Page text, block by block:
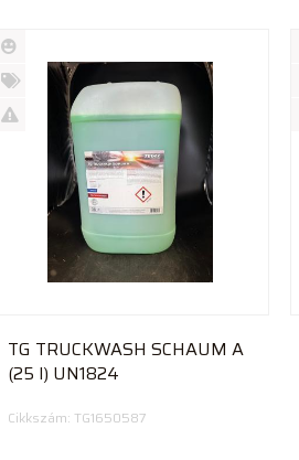
Új
termék
%
TG TRUCKWASH SCHAUM A
(25 l) UN1824
Cikkszám: TG1650587